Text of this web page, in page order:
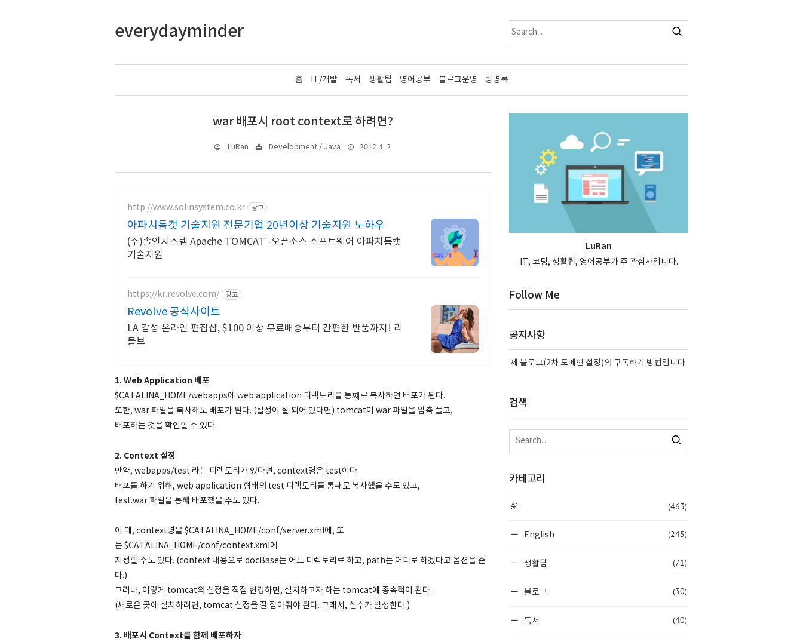
everydayminder
홈 IT/개발 독서 생활팁 영어공부 블로그운영 방명록
war 배포시 root context로 하려면?
LuRan Development / Java 2012. 1. 2.
http://www.solinsystem.co.kr 광고
아파치톰캣 기술지원 전문기업 20년이상 기술지원 노하우
(주)솔인시스템 Apache TOMCAT -오픈소스 소프트웨어 아파치톰캣
기술지원
https://kr.revolve.com/ 광고
Revolve 공식사이트
LA 감성 온라인 편집샵, $100 이상 무료배송부터 간편한 반품까지! 리
볼브
1. Web Application 배포
$CATALINA_HOME/webapps에 web application 디렉토리를 통쨰로 복사하면 배포가 된다.
또한, war 파일을 복사해도 배포가 된다. (설정이 잘 되어 있다면) tomcat이 war 파일을 압축 풀고,
배포하는 것을 확인할 수 있다.
2. Context 설정
만약, webapps/test 라는 디렉토리가 있다면, context명은 test이다.
배포를 하기 위해, web application 형태의 test 디렉토리를 통째로 복사했을 수도 있고,
test.war 파일을 통해 배포했을 수도 있다.
이 때, context명을 $CATALINA_HOME/conf/server.xml에, 또
는 $CATALINA_HOME/conf/context.xml에
지정할 수도 있다. (context 내용으로 docBase는 어느 디렉토리로 하고, path는 어디로 하겠다고 옵션을 준
다.)
그러나, 이렇게 tomcat의 설정을 직접 변경하면, 설치하고자 하는 tomcat에 종속적이 된다.
(새로운 곳에 설치하려면, tomcat 설정을 잘 잡아줘야 된다. 그래서, 실수가 발생한다.)
3. 배포시 Context를 함께 배포하자
LuRan
IT, 코딩, 생활팁, 영어공부가 주 관심사입니다.
Follow Me
공지사항
제 블로그(2차 도메인 설정)의 구독하기 방법입니다
검색
카테고리
삶 (463)
English (245)
생활팁 (71)
블로그 (30)
독서 (40)